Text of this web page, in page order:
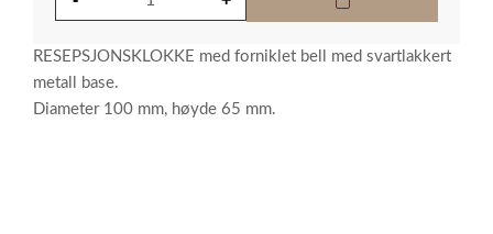
RESEPSJONSKLOKKE med forniklet bell med svartlakkert
metall base.
Diameter 100 mm, høyde 65 mm.